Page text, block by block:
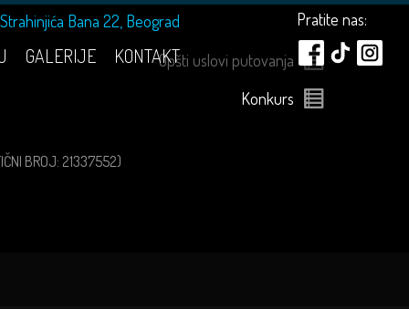
Pratite nas:
Strahinjića Bana 22, Beograd
GALERIJE KONTAKTOpšti uslovi putovanja
Konkurs
BROJ: 21337552)